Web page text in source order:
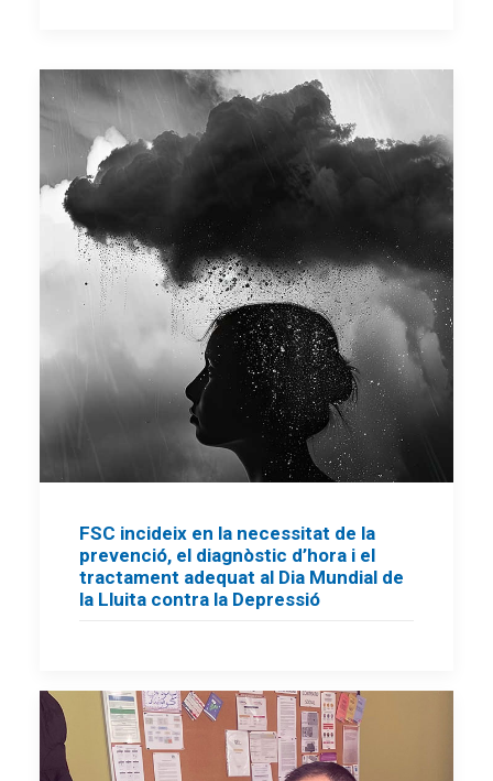
FSC incideix en la necessitat de la
prevenció, el diagnòstic d’hora i el
tractament adequat al Dia Mundial de
la Lluita contra la Depressió